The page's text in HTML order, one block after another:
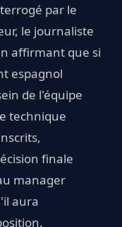
par le
le journaliste
affirmant que si
espagnol
de l'équipe
technique
finale
manager
aura